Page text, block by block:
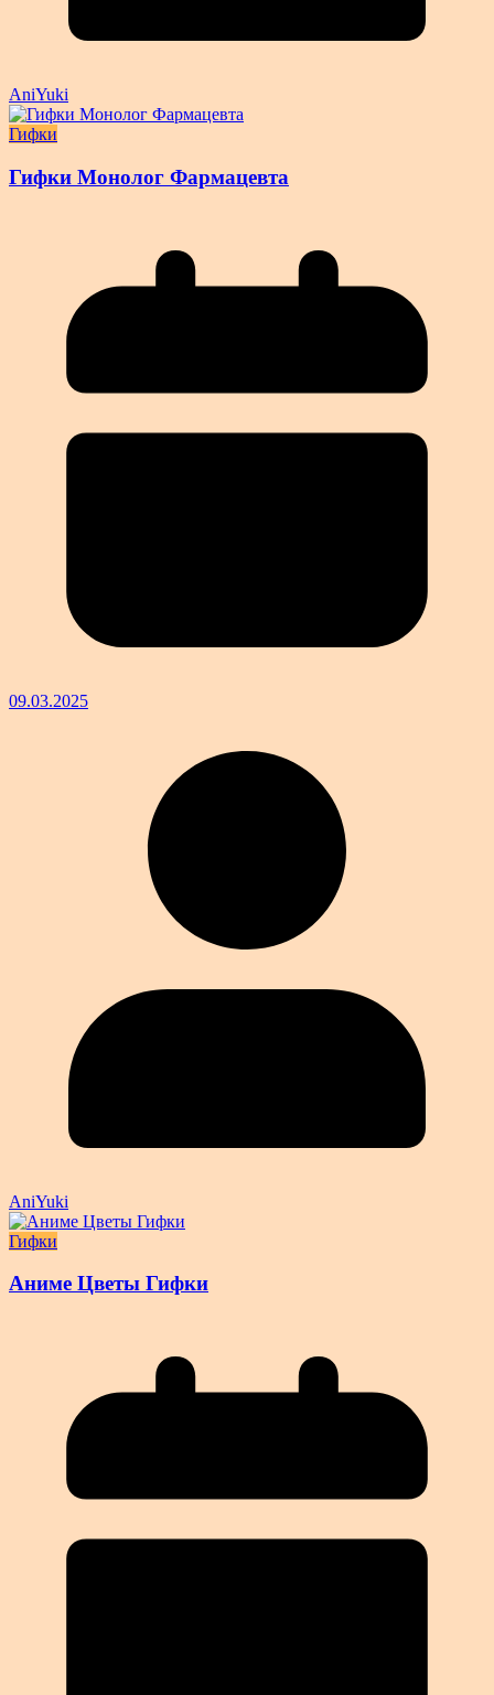
AniYuki
Гифки
Гифки Монолог Фармацевта
09.03.2025
AniYuki
Гифки
Аниме Цветы Гифки